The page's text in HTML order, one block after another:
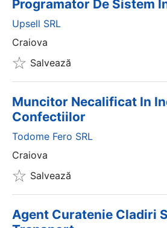
Programator De Sistem
Upsell SRL
Craiova
Salvează
Muncitor Necalificat In
Confectiilor
Todome Fero SRL
Craiova
Salvează
Agent Curatenie Cladiri